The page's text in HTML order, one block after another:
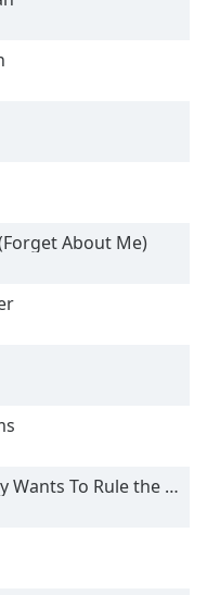
About Me)
To Rule the World